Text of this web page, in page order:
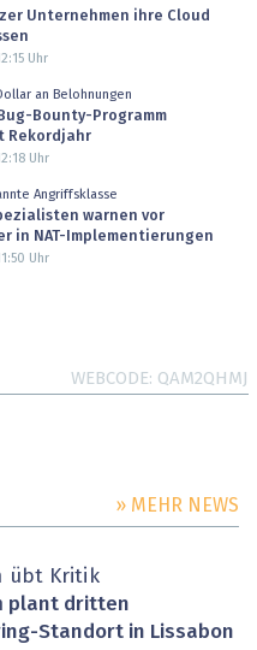
Unternehmen ihre Cloud
Uhr
an Belohnungen
Bounty-Programm
Rekordjahr
Uhr
Angriffsklasse
warnen vor
in NAT-Implementierungen
Uhr
WEBCODE QAM2QHMJ
» MEHR NEWS
übt Kritik
plant dritten
Standort in Lissabon